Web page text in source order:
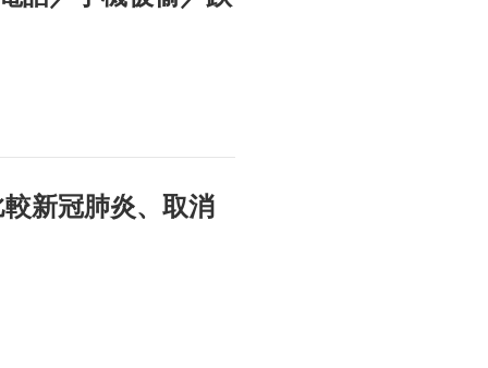
新冠肺炎、取消